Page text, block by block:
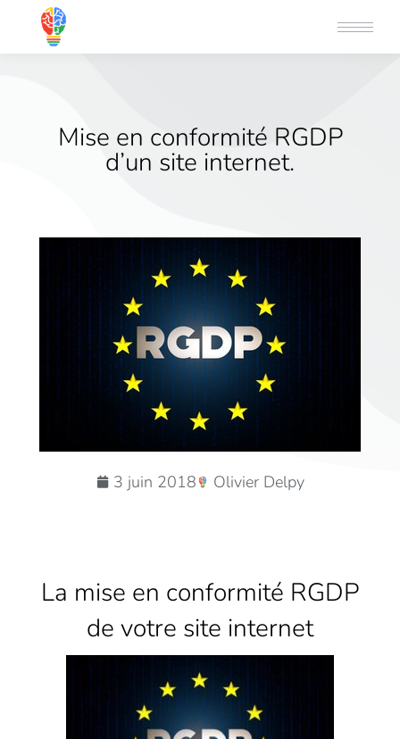
Mise en conformité RGDP
d’un site internet.
3 juin 2018 Olivier Delpy
La mise en conformité RGDP
de votre site internet